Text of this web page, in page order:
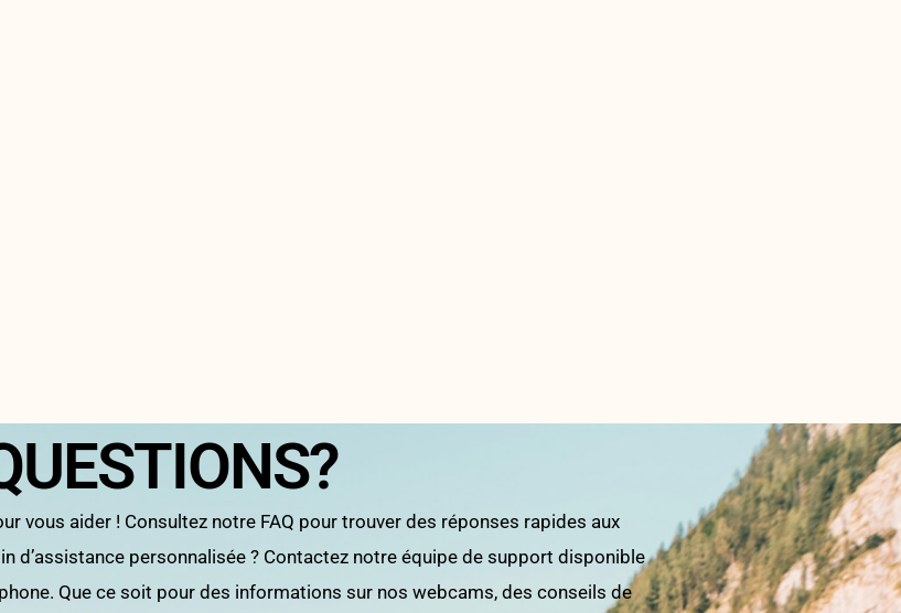
vous aider ! Consultez notre FAQ pour trouver des réponses rapides aux
d’assistance personnalisée ? Contactez notre équipe de support disponible
Que ce soit pour des informations sur nos webcams, des conseils de